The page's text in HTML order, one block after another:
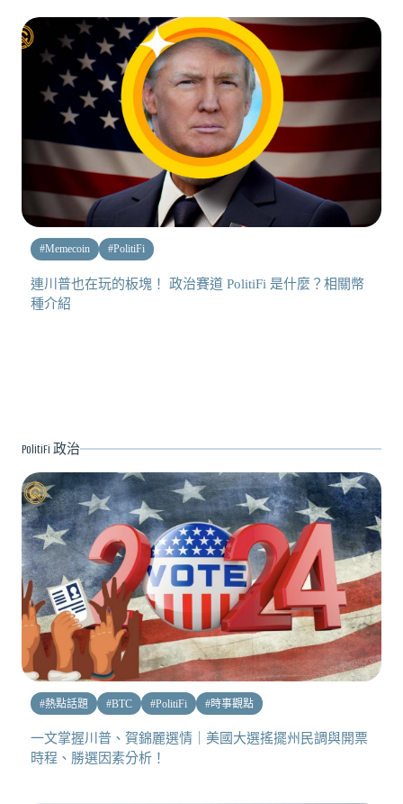
#Memecoin #PolitiFi
連川普也在玩的板塊！ 政治賽道 PolitiFi 是什麼？相關幣
種介紹
PolitiFi 政治
#熱點話題 #BTC #PolitiFi #時事觀點
一文掌握川普、賀錦麗選情｜美國大選搖擺州民調與開票
時程、勝選因素分析！